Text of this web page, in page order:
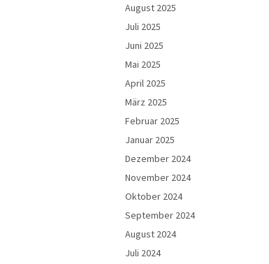
August 2025
Juli 2025
Juni 2025
Mai 2025
April 2025
März 2025
Februar 2025
Januar 2025
Dezember 2024
November 2024
Oktober 2024
September 2024
August 2024
Juli 2024